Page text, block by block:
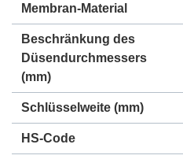
Membran-Material
Beschränkung des
Düsendurchmessers
(mm)
Schlüsselweite (mm)
HS-Code